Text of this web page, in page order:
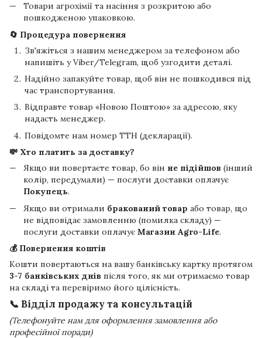
Товари агрохімії та насіння з розкритою або
пошкодженою упаковкою.
🔄 Процедура повернення
Зв'яжіться з нашим менеджером за телефоном або
напишіть у Viber/Telegram, щоб узгодити деталі.
Надійно запакуйте товар, щоб він не пошкодився під
час транспортування.
Відправте товар «Новою Поштою» за адресою, яку
надасть менеджер.
Повідомте нам номер ТТН (декларації).
💸 Хто платить за доставку?
Якщо ви повертаєте товар, бо він не підійшов (інший
колір, передумали) — послуги доставки оплачує
Покупець.
Якщо ви отримали бракований товар або товар, що
не відповідає замовленню (помилка складу) —
послуги доставки оплачує Магазин Agro-Life.
💰 Повернення коштів
Кошти повертаються на вашу банківську картку протягом
3-7 банківських днів після того, як ми отримаємо товар
на складі та перевіримо його цілісність.
📞 Відділ продажу та консультацій
(Телефонуйте нам для оформлення замовлення або
професійної поради)